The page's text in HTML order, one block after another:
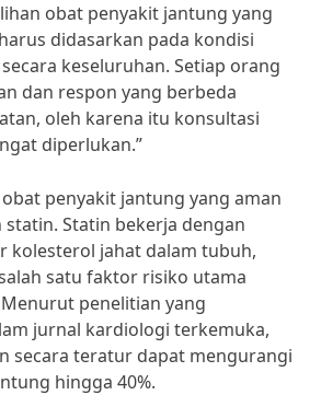
obat penyakit jantung yang
didasarkan pada kondisi
keseluruhan. Setiap orang
dan respon yang berbeda
oleh karena itu konsultasi
diperlukan.”
penyakit jantung yang aman
Statin bekerja dengan
kolesterol jahat dalam tubuh,
satu faktor risiko utama
penelitian yang
jurnal kardiologi terkemuka,
secara teratur dapat mengurangi
hingga 40%.